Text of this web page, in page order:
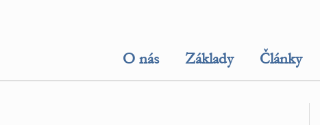
O nás Základy Články